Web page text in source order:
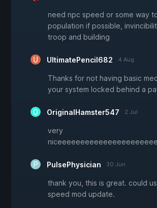
need npc speed or some way
population if possible,
troop and building
UltimatePencil682 4 Aug
Thanks for not having basic
your system locked behind a
OriginalHamster547 2 Jul
very
PulsePhysician 30 Jun
thank you, this is great. could
speed mod update.